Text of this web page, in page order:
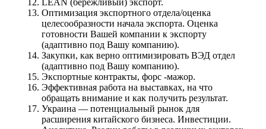
LEAN (бережливый) экспорт.
Оптимизация экспортного отдела/оценка
целесообразности начала экспорта. Оценка
готовности Вашей компании к экспорту
(адаптивно под Вашу компанию).
Закупки, как верно оптимизировать ВЭД отдел
(адаптивно под Вашу компанию).
Экспортные контракты, форс -мажор.
Эффективная работа на выставках, на что
обращать внимание и как получить результат.
Украина — потенциальный рынок для
расширения китайского бизнеса. Инвестиции.